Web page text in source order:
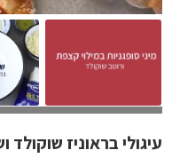
עיגולי בראוניז
עיגולי בראוניז שוקולד